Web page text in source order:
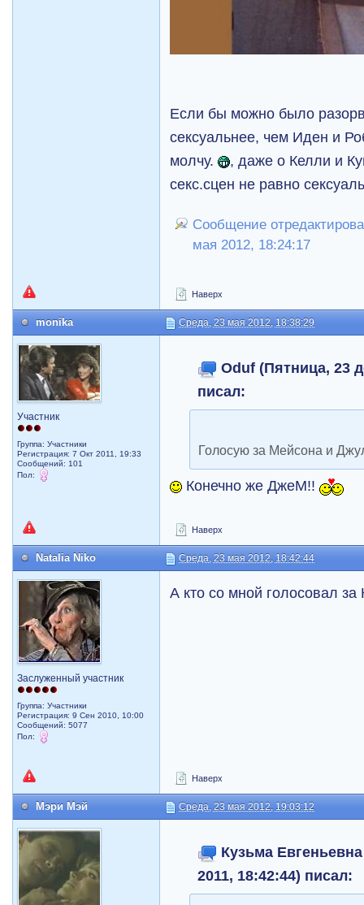
Если бы можно было
сексуальнее, чем Иден и
молчу.
, даже о Келли и
секс.сцен не равно
Сообщение
мая 2012, 18:24:17
Наверх
monikа Среда, 23 мая 2012, 18:38:29
Участник
Группа: Участники
Регистрация: 7 Окт 2011, 19:33
Сообщений: 101
Пол:
Oduf (Пятница, 23
писал:
Голосую за Мейсона и
Конечно же ДжеМ!!
Наверх
Natalia Niko Среда, 23 мая 2012, 18:42:44
Заслуженный участник
Группа: Участники
Регистрация: 9 Сен 2010, 10:00
Сообщений: 5077
Пол:
А кто со мной голосовал
Наверх
Мэри Мэй Среда, 23 мая 2012, 19:03:12
Кузьма
2011, 18:42:44) писал: